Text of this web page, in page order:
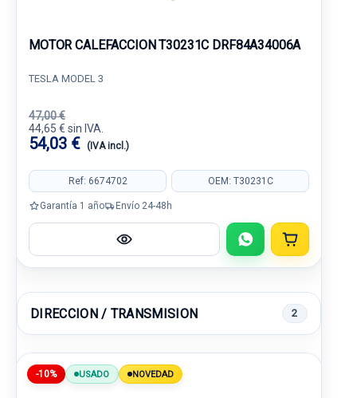
MOTOR CALEFACCION T30231C DRF84A34006A
TESLA MODEL 3
47,00 €
44,65 € sin IVA.
54,03 € (IVA incl.)
Ref: 6674702 OEM: T30231C
Garantía 1 año Envío 24-48h
DIRECCION / TRANSMISION 2
-10% USADO NOVEDAD